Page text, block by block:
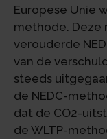
Europese Unie
methode. Deze
verouderde
van de
steeds
de NEDC-
dat de CO2-
de WLTP-